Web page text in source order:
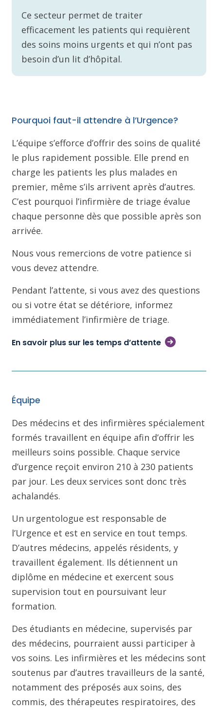
Ce secteur permet de traiter
efficacement les patients qui requièrent
des soins moins urgents et qui n’ont pas
besoin d’un lit d’hôpital.
Pourquoi faut-il attendre à l’Urgence?
L’équipe s’efforce d’offrir des soins de qualité
le plus rapidement possible. Elle prend en
charge les patients les plus malades en
premier, même s’ils arrivent après d’autres.
C’est pourquoi l’infirmière de triage évalue
chaque personne dès que possible après son
arrivée.
Nous vous remercions de votre patience si
vous devez attendre.
Pendant l’attente, si vous avez des questions
ou si votre état se détériore, informez
immédiatement l’infirmière de triage.
En savoir plus sur les temps d’attente
Équipe
Des médecins et des infirmières spécialement
formés travaillent en équipe afin d’offrir les
meilleurs soins possible. Chaque service
d’urgence reçoit environ 210 à 230 patients
par jour. Les deux services sont donc très
achalandés.
Un urgentologue est responsable de
l’Urgence et est en service en tout temps.
D’autres médecins, appelés résidents, y
travaillent également. Ils détiennent un
diplôme en médecine et exercent sous
supervision tout en poursuivant leur
formation.
Des étudiants en médecine, supervisés par
des médecins, pourraient aussi participer à
vos soins. Les infirmières et les médecins sont
soutenus par d’autres travailleurs de la santé,
notamment des préposés aux soins, des
commis, des thérapeutes respiratoires, des